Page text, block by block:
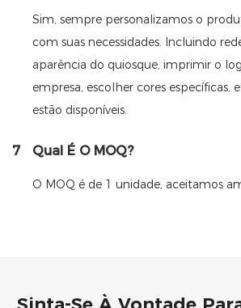
Sim, sempre personalizamos o
com suas necessidades. Incluindo
aparência do quiosque, imprimir o
empresa, escolher cores específicas,
estão disponíveis.
7 Qual É O MOQ?
O MOQ é de 1 unidade, aceitamos